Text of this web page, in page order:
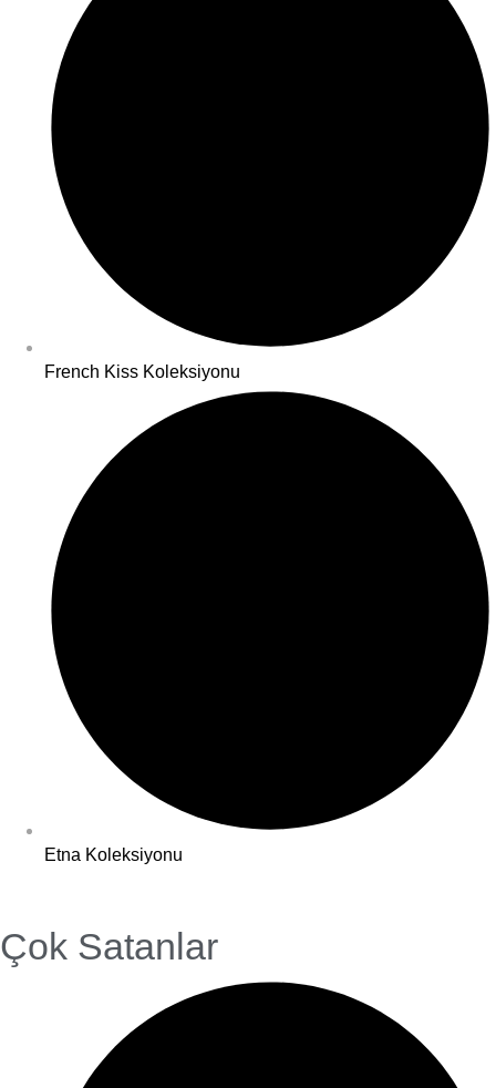
French Kiss Koleksiyonu
Etna Koleksiyonu
Çok Satanlar